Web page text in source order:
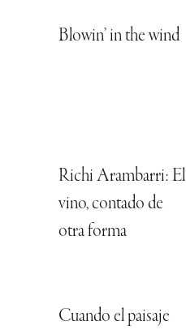
Blowin’ in the wind
Richi Arambarri: El
vino, contado de
otra forma
Cuando el paisaje